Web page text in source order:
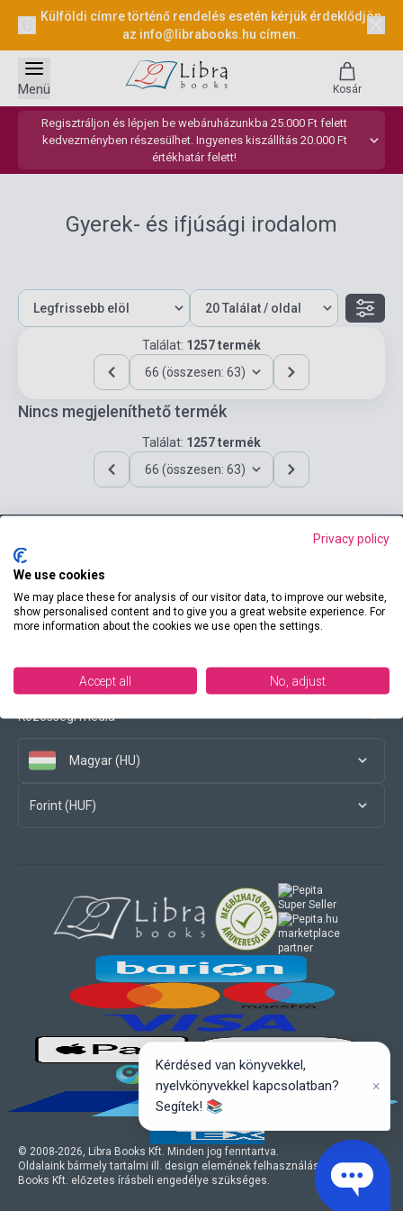
Külföldi címre történő rendelés esetén kérjük érdeklődjön
az info@librabooks.hu címen.
Regisztráljon és lépjen be webáruházunkba 25.000 Ft felett
kedvezményben részesülhet. Ingyenes kiszállítás 20.000 Ft
értékhatár felett!
Menü Kosár
Gyerek- és ifjúsági irodalom
Találat: 1257 termék
66 (összesen: 63)
Nincs megjeleníthető termék
Találat: 1257 termék
66 (összesen: 63)
Elérhetőségeink
Közösségi média
Magyar (HU)
Forint (HUF)
© 2008-2026, Libra Books Kft. Minden jog fenntartva.
Oldalaink bármely tartalmi ill. design elemének felhasználásához a Libra
Books Kft. előzetes írásbeli engedélye szükséges.
marketplace
partner
Privacy policy
We use cookies
We may place these for analysis of our visitor data, to improve our website,
show personalised content and to give you a great website experience. For
more information about the cookies we use open the settings.
Accept all No, adjust
Kérdésed van könyvekkel,
nyelvkönyvekkel kapcsolatban?
Segítek! 📚
×